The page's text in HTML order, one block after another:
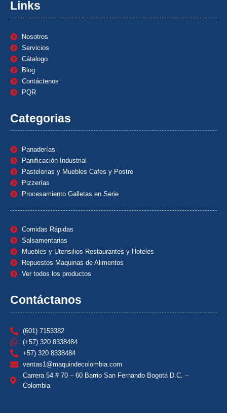
Links
Nosotros
Servicios
Cátalogo
Blog
Contáctenos
PQR
Categorias
Panaderías
Panificación Industrial
Pastelerias y Muebles Cafes y Postre
Pizzerías
Procesamiento Galletas en Serie
Comidas Rápidas
Salsamentarias
Muebles y Utensilios Restaurantes y Hoteles
Repuestos Maquinas de Alimentos
Ver todos los productos
Contáctanos
(601) 7153382
(+57) 320 8338484
+57) 320 8338484
ventas1@maquindecolombia.com
Carrera 54 # 70 – 60 Barrio San Fernando Bogotá D.C. –
Colombia